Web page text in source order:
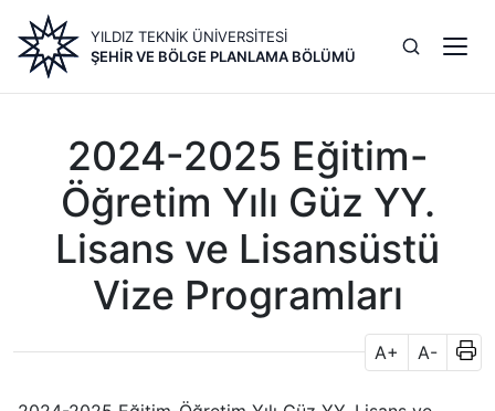
içeriğe
atla
YILDIZ TEKNİK ÜNİVERSİTESİ
ŞEHIR VE BÖLGE PLANLAMA BÖLÜMÜ
2024-2025 Eğitim-
Öğretim Yılı Güz YY.
Lisans ve Lisansüstü
Vize Programları
A+ A-